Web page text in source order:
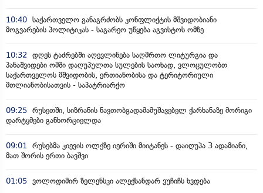
10:40 საქართველო განაგრძობს კონფლიქტის მშვიდობიანი
მოგვარების პოლიტიკას - საგარეო უწყება აგვისტოს ომზე
10:32
დღეს ტაძრებში აღევლინება საღმრთო ლიტურგია და
პანაშვიდები ომში დაღუპულთა სულების საოხად, ვლოცულობთ
საქართველოს მშვიდობის, ერთიანობისა და ტერიტორიული
მთლიანობისათვის - საპატრიარქო
09:25 რუსეთში, სიზრანის ნავთობგადამამუშავებელ ქარხანაზე მორიგი
დარტყმები განხორციელდა
09:01
რუსებმა კიევის ოლქზე იერიში მიიტანეს - დაიღუპა 3 ადამიანი,
მათ შორის ერთი ბავშვი
01:05 ვოლოდიმირ ზელენსკი ალექსანდარ ვუჩიჩს ხვდება